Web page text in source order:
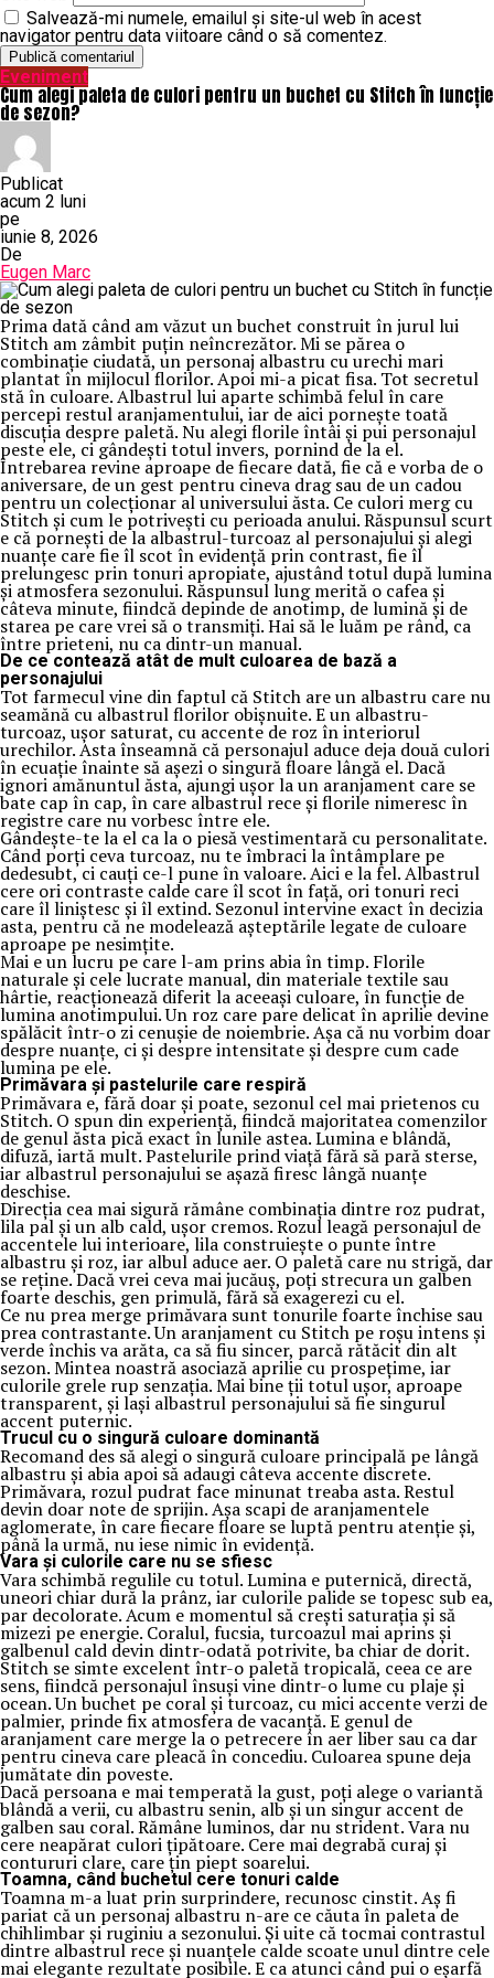
Salvează-mi numele, emailul și site-ul web în acest
navigator pentru data viitoare când o să comentez.
Eveniment
Cum alegi paleta de culori pentru un buchet cu Stitch în funcție
de sezon?
Publicat
acum 2 luni
pe
iunie 8, 2026
De
Eugen Marc
Prima dată când am văzut un buchet construit în jurul lui
Stitch am zâmbit puțin neîncrezător. Mi se părea o
combinație ciudată, un personaj albastru cu urechi mari
plantat în mijlocul florilor. Apoi mi-a picat fisa. Tot secretul
stă în culoare. Albastrul lui aparte schimbă felul în care
percepi restul aranjamentului, iar de aici pornește toată
discuția despre paletă. Nu alegi florile întâi și pui personajul
peste ele, ci gândești totul invers, pornind de la el.
Întrebarea revine aproape de fiecare dată, fie că e vorba de o
aniversare, de un gest pentru cineva drag sau de un cadou
pentru un colecționar al universului ăsta. Ce culori merg cu
Stitch și cum le potrivești cu perioada anului. Răspunsul scurt
e că pornești de la albastrul-turcoaz al personajului și alegi
nuanțe care fie îl scot în evidență prin contrast, fie îl
prelungesc prin tonuri apropiate, ajustând totul după lumina
și atmosfera sezonului. Răspunsul lung merită o cafea și
câteva minute, fiindcă depinde de anotimp, de lumină și de
starea pe care vrei să o transmiți. Hai să le luăm pe rând, ca
între prieteni, nu ca dintr-un manual.
De ce contează atât de mult culoarea de bază a
personajului
Tot farmecul vine din faptul că Stitch are un albastru care nu
seamănă cu albastrul florilor obișnuite. E un albastru-
turcoaz, ușor saturat, cu accente de roz în interiorul
urechilor. Asta înseamnă că personajul aduce deja două culori
în ecuație înainte să așezi o singură floare lângă el. Dacă
ignori amănuntul ăsta, ajungi ușor la un aranjament care se
bate cap în cap, în care albastrul rece și florile nimeresc în
registre care nu vorbesc între ele.
Gândește-te la el ca la o piesă vestimentară cu personalitate.
Când porți ceva turcoaz, nu te îmbraci la întâmplare pe
dedesubt, ci cauți ce-l pune în valoare. Aici e la fel. Albastrul
cere ori contraste calde care îl scot în față, ori tonuri reci
care îl liniștesc și îl extind. Sezonul intervine exact în decizia
asta, pentru că ne modelează așteptările legate de culoare
aproape pe nesimțite.
Mai e un lucru pe care l-am prins abia în timp. Florile
naturale și cele lucrate manual, din materiale textile sau
hârtie, reacționează diferit la aceeași culoare, în funcție de
lumina anotimpului. Un roz care pare delicat în aprilie devine
spălăcit într-o zi cenușie de noiembrie. Așa că nu vorbim doar
despre nuanțe, ci și despre intensitate și despre cum cade
lumina pe ele.
Primăvara și pastelurile care respiră
Primăvara e, fără doar și poate, sezonul cel mai prietenos cu
Stitch. O spun din experiență, fiindcă majoritatea comenzilor
de genul ăsta pică exact în lunile astea. Lumina e blândă,
difuză, iartă mult. Pastelurile prind viață fără să pară sterse,
iar albastrul personajului se așază firesc lângă nuanțe
deschise.
Direcția cea mai sigură rămâne combinația dintre roz pudrat,
lila pal și un alb cald, ușor cremos. Rozul leagă personajul de
accentele lui interioare, lila construiește o punte între
albastru și roz, iar albul aduce aer. O paletă care nu strigă, dar
se reține. Dacă vrei ceva mai jucăuș, poți strecura un galben
foarte deschis, gen primulă, fără să exagerezi cu el.
Ce nu prea merge primăvara sunt tonurile foarte închise sau
prea contrastante. Un aranjament cu Stitch pe roșu intens și
verde închis va arăta, ca să fiu sincer, parcă rătăcit din alt
sezon. Mintea noastră asociază aprilie cu prospețime, iar
culorile grele rup senzația. Mai bine ții totul ușor, aproape
transparent, și lași albastrul personajului să fie singurul
accent puternic.
Trucul cu o singură culoare dominantă
Recomand des să alegi o singură culoare principală pe lângă
albastru și abia apoi să adaugi câteva accente discrete.
Primăvara, rozul pudrat face minunat treaba asta. Restul
devin doar note de sprijin. Așa scapi de aranjamentele
aglomerate, în care fiecare floare se luptă pentru atenție și,
până la urmă, nu iese nimic în evidență.
Vara și culorile care nu se sfiesc
Vara schimbă regulile cu totul. Lumina e puternică, directă,
uneori chiar dură la prânz, iar culorile palide se topesc sub ea,
par decolorate. Acum e momentul să crești saturația și să
mizezi pe energie. Coralul, fucsia, turcoazul mai aprins și
galbenul cald devin dintr-odată potrivite, ba chiar de dorit.
Stitch se simte excelent într-o paletă tropicală, ceea ce are
sens, fiindcă personajul însuși vine dintr-o lume cu plaje și
ocean. Un buchet pe coral și turcoaz, cu mici accente verzi de
palmier, prinde fix atmosfera de vacanță. E genul de
aranjament care merge la o petrecere în aer liber sau ca dar
pentru cineva care pleacă în concediu. Culoarea spune deja
jumătate din poveste.
Dacă persoana e mai temperată la gust, poți alege o variantă
blândă a verii, cu albastru senin, alb și un singur accent de
galben sau coral. Rămâne luminos, dar nu strident. Vara nu
cere neapărat culori țipătoare. Cere mai degrabă curaj și
contururi clare, care țin piept soarelui.
Toamna, când buchetul cere tonuri calde
Toamna m-a luat prin surprindere, recunosc cinstit. Aș fi
pariat că un personaj albastru n-are ce căuta în paleta de
chihlimbar și ruginiu a sezonului. Și uite că tocmai contrastul
dintre albastrul rece și nuanțele calde scoate unul dintre cele
mai elegante rezultate posibile. E ca atunci când pui o eșarfă